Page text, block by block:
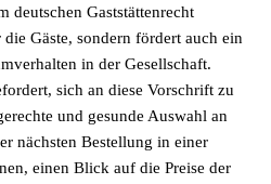
deutschen Gaststättenrecht
Gäste, sondern fördert auch ein
in der Gesellschaft.
sich an diese Vorschrift zu
und gesunde Auswahl an
nächsten Bestellung in einer
einen Blick auf die Preise der